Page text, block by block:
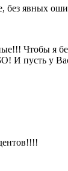
без явных
Чтобы я
у Вас